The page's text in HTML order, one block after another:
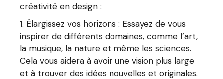
créativité en design :
Élargissez vos horizons : Essayez de vous
inspirer de différents domaines, comme l’art,
la musique, la nature et même les sciences.
Cela vous aidera à avoir une vision plus large
et à trouver des idées nouvelles et originales.